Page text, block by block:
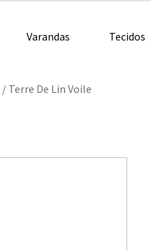
Varandas Tecidos
/ Terre De Lin Voile